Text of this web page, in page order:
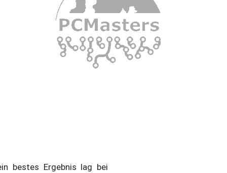
bestes Ergebnis lag bei